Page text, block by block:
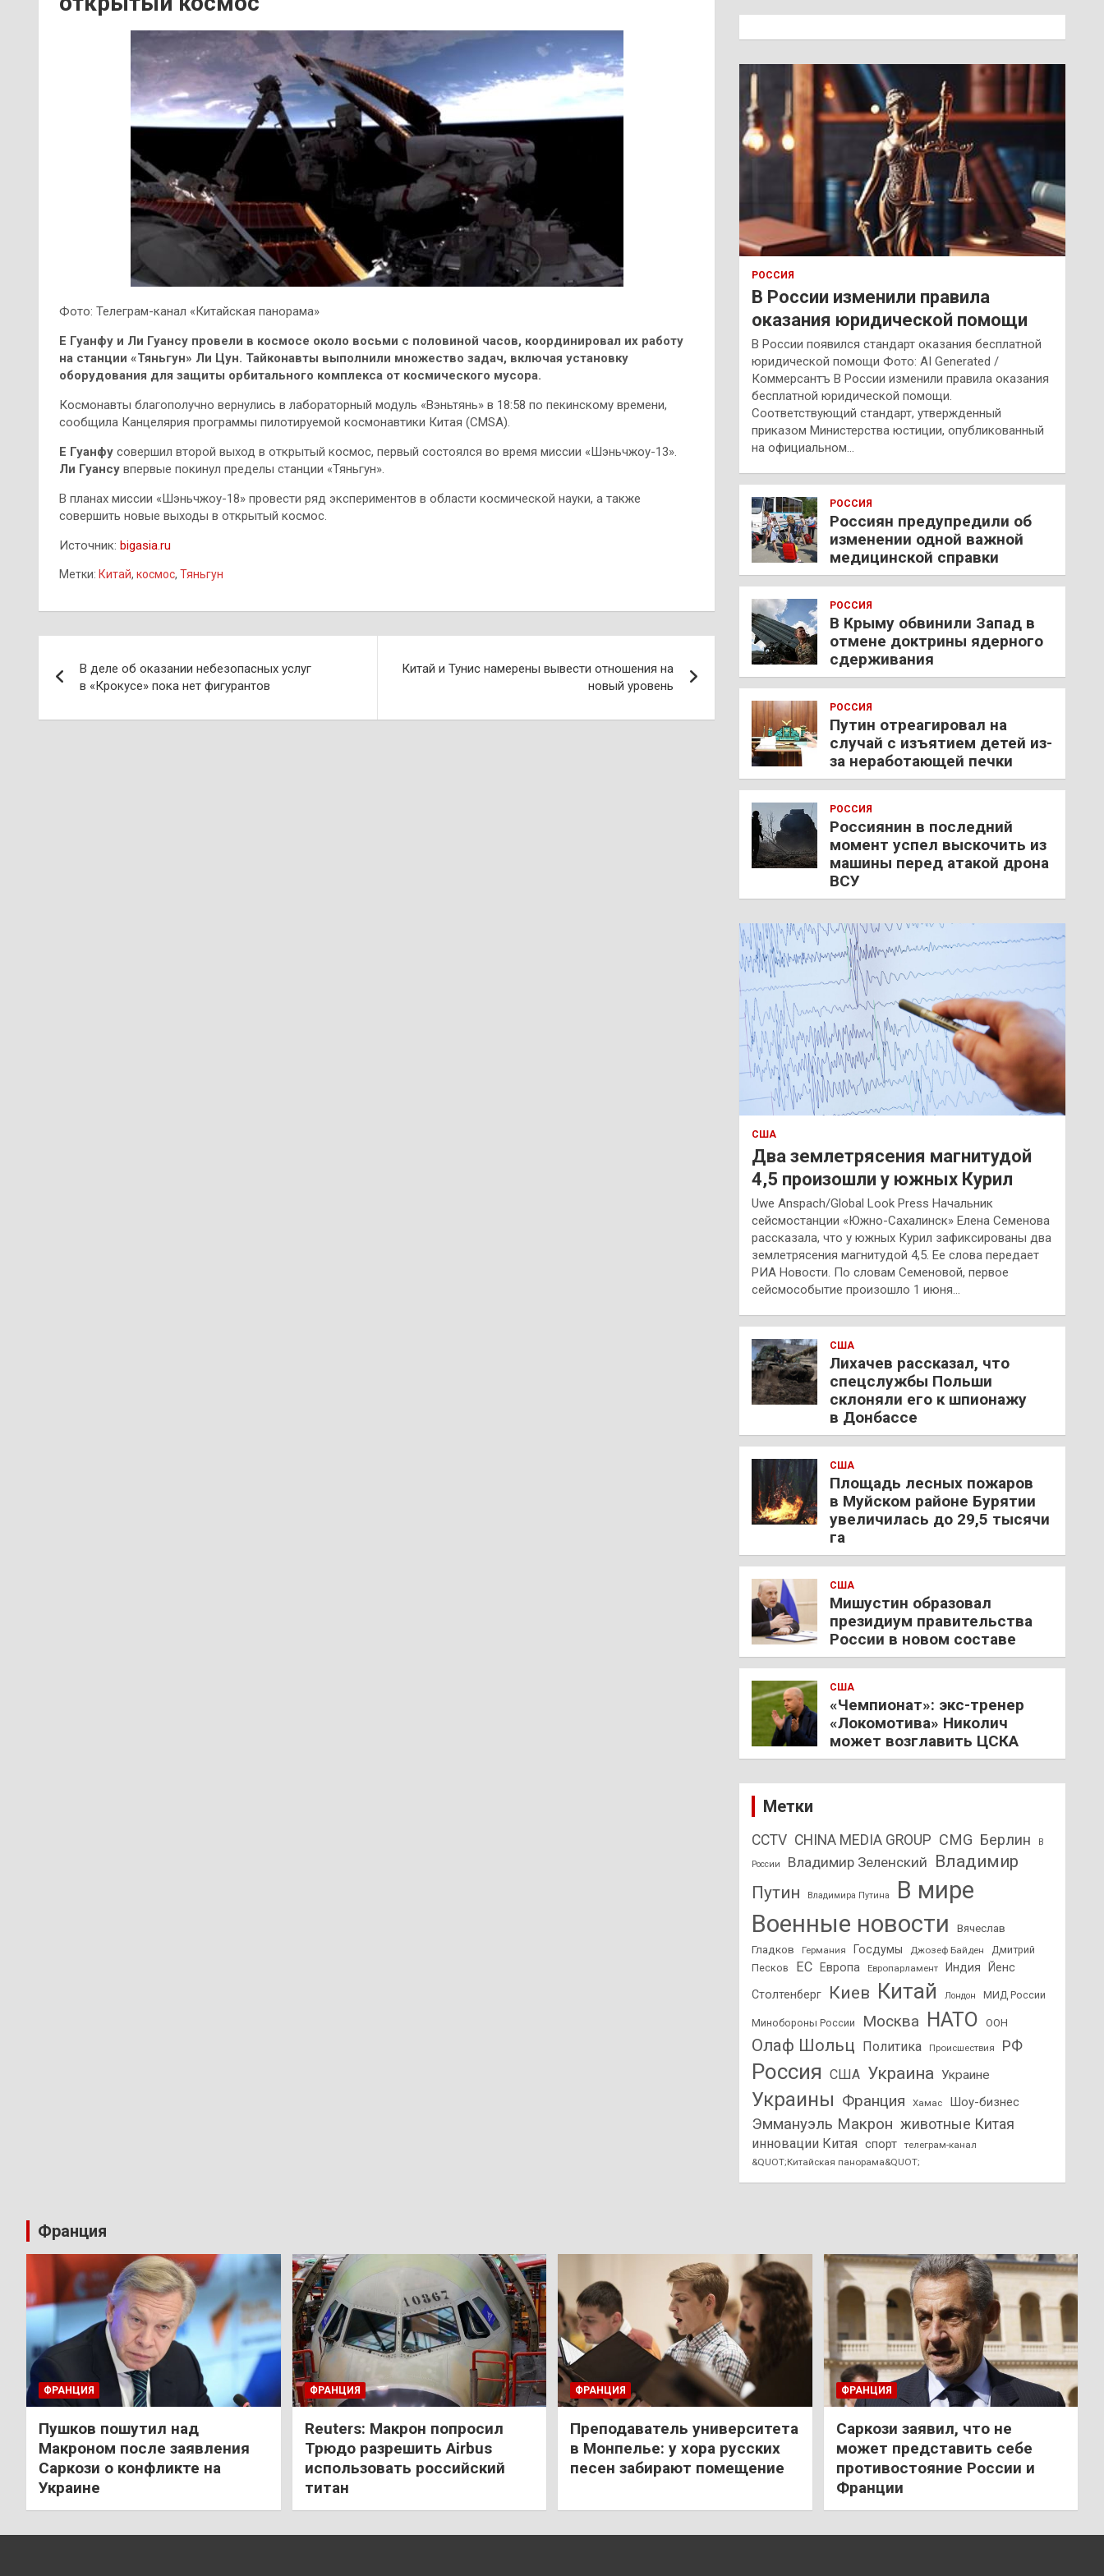
Фото: Телеграм-канал «Китайская панорама»
Е Гуанфу и Ли Гуансу провели в космосе около восьми с половиной часов, координировал их работу
на станции «Тяньгун» Ли Цун. Тайконавты выполнили множество задач, включая установку
оборудования для защиты орбитального комплекса от космического мусора.
Космонавты благополучно вернулись в лабораторный модуль «Вэньтянь» в 18:58 по пекинскому времени,
сообщила Канцелярия программы пилотируемой космонавтики Китая (CMSА).
Е Гуанфу совершил второй выход в открытый космос, первый состоялся во время миссии «Шэньчжоу-13».
Ли Гуансу впервые покинул пределы станции «Тяньгун».
В планах миссии «Шэньчжоу-18» провести ряд экспериментов в области космической науки, а также
совершить новые выходы в открытый космос.
Источник: bigasia.ru
Метки: Китай, космос, Тяньгун
по
записям
В деле об оказании небезопасных услуг
в «Крокусе» пока нет фигурантов
Китай и Тунис намерены вывести отношения на
новый уровень
к
РОССИЯ
В России изменили правила
оказания юридической помощи
В России появился стандарт оказания бесплатной
юридической помощи Фото: AI Generated /
Коммерсантъ В России изменили правила оказания
бесплатной юридической помощи.
Соответствующий стандарт, утвержденный
приказом Министерства юстиции, опубликованный
на официальном…
РОССИЯ
Россиян предупредили об
изменении одной важной
медицинской справки
РОССИЯ
В Крыму обвинили Запад в
отмене доктрины ядерного
сдерживания
РОССИЯ
Путин отреагировал на
случай с изъятием детей из-
за неработающей печки
РОССИЯ
Россиянин в последний
момент успел выскочить из
машины перед атакой дрона
ВСУ
США
Два землетрясения магнитудой
4,5 произошли у южных Курил
Uwe Anspach/Global Look Press Начальник
сейсмостанции «Южно-Сахалинск» Елена Семенова
рассказала, что у южных Курил зафиксированы два
землетрясения магнитудой 4,5. Ее слова передает
РИА Новости. По словам Семеновой, первое
сейсмособытие произошло 1 июня…
США
Лихачев рассказал, что
спецслужбы Польши
склоняли его к шпионажу
в Донбассе
США
Площадь лесных пожаров
в Муйском районе Бурятии
увеличилась до 29,5 тысячи
га
США
Мишустин образовал
президиум правительства
России в новом составе
США
«Чемпионат»: экс-тренер
«Локомотива» Николич
может возглавить ЦСКА
Метки
CCTV CHINA MEDIA GROUP CMG Берлин В
России Владимир Зеленский Владимир
Путин
Владимира Путина
В мире
Военные новости
Вячеслав
Гладков
Германия Госдумы Джозеф Байден
Дмитрий
Песков
ЕС Европа Европарламент Индия Йенс
Столтенберг Киев Китай Лондон МИД России
Минобороны России Москва НАТО ООН
Олаф Шольц Политика Происшествия РФ
Россия США Украина Украине
Украины Франция Хамас Шоу-бизнес
Эммануэль Макрон животные Китая
инновации Китая спорт
телеграм-канал
&QUOT;Китайская панорама&QUOT;
Франция
ФРАНЦИЯ
Пушков пошутил над
Макроном после заявления
Саркози о конфликте на
Украине
ФРАНЦИЯ
Reuters: Макрон попросил
Трюдо разрешить Airbus
использовать российский
титан
ФРАНЦИЯ
Преподаватель университета
в Монпелье: у хора русских
песен забирают помещение
ФРАНЦИЯ
Саркози заявил, что не
может представить себе
противостояние России и
Франции